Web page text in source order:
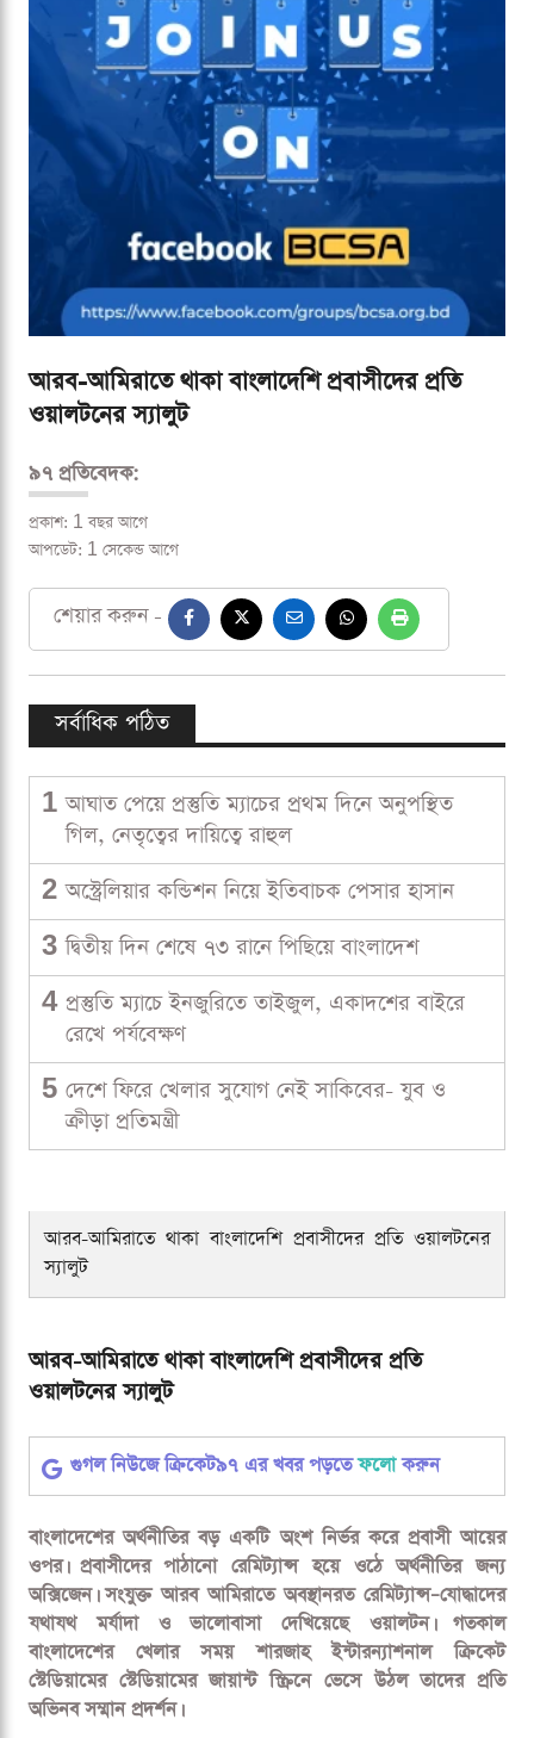
আরব-আমিরাতে থাকা বাংলাদেশি প্রবাসীদের প্রতি
ওয়ালটনের স্যালুট
৯৭ প্রতিবেদক:
প্রকাশ: 1 বছর আগে
আপডেট: 1 সেকেন্ড আগে
শেয়ার করুন -
সর্বাধিক পঠিত
1 আঘাত পেয়ে প্রস্তুতি ম্যাচের প্রথম দিনে অনুপস্থিত
গিল, নেতৃত্বের দায়িত্বে রাহুল
2 অস্ট্রেলিয়ার কন্ডিশন নিয়ে ইতিবাচক পেসার হাসান
3 দ্বিতীয় দিন শেষে ৭৩ রানে পিছিয়ে বাংলাদেশ
4 প্রস্তুতি ম্যাচে ইনজুরিতে তাইজুল, একাদশের বাইরে
রেখে পর্যবেক্ষণ
5 দেশে ফিরে খেলার সুযোগ নেই সাকিবের- যুব ও
ক্রীড়া প্রতিমন্ত্রী
আরব-আমিরাতে থাকা বাংলাদেশি প্রবাসীদের প্রতি ওয়ালটনের
আরব-আমিরাতে থাকা বাংলাদেশি প্রবাসীদের প্রতি
ওয়ালটনের স্যালুট
গুগল নিউজে ক্রিকেট৯৭ এর খবর পড়তে